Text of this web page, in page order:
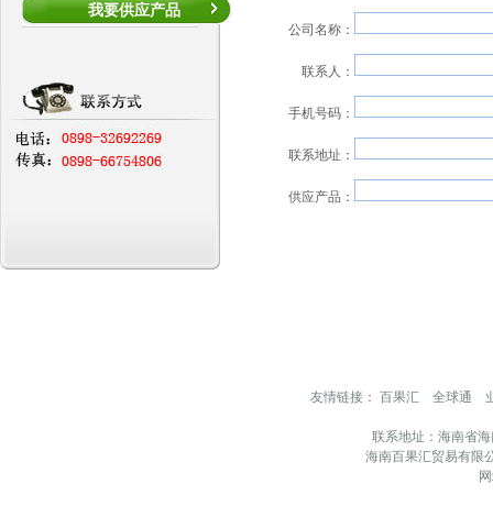
公司名称：
联系人：
手机号码：
联系地址：
供应产品：
我要供应产品
友情链接： 百果汇 全球通
联系地址：海南省
海南百果汇贸易有限